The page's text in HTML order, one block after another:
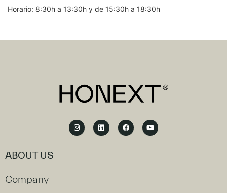
Horario: 8:30h a 13:30h y de 15:30h a 18:30h
ABOUT US
Company